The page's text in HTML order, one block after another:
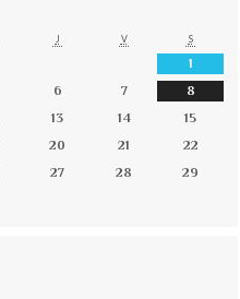
J V S
1
6 7
8
13 14
15
20 21
22
27 28
29